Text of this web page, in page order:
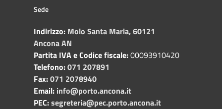
Sede
Indirizzo: Molo Santa Maria, 60121
Ancona AN
Partita IVA e Codice fiscale:00093910420
Telefono:071 207891
Fax:071 2078940
Email: info@porto.ancona.it
PEC:segreteria@pec.porto.ancona.it